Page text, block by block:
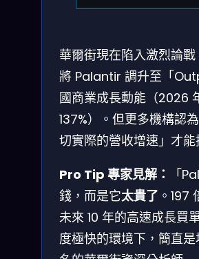
華爾街現在陷入激烈論
將 Palantir 調升至「
國商業成長動能（2026
137%）。但更多機構認
切實際的營收增速」才能
Pro Tip 專家見解：
「
錢，而是它太貴了 。197
未來 10 年的高速成長
度極快的環境下，簡直